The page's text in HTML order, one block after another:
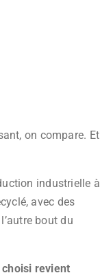
on compare. Et
industrielle à
avec des
bout du
revient